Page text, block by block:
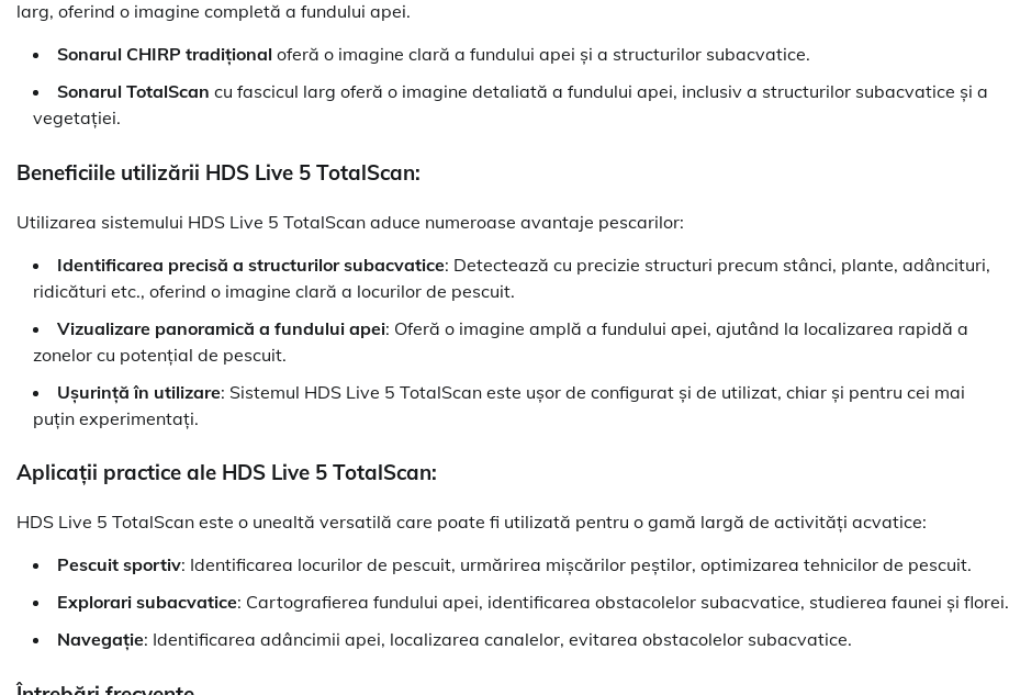
larg, oferind o imagine completă a fundului apei.
Sonarul CHIRP tradițional oferă o imagine clară a fundului apei și a structurilor subacvatice.
Sonarul TotalScan cu fascicul larg oferă o imagine detaliată a fundului apei, inclusiv a structurilor subacvatice și a
vegetației.
Beneficiile utilizării HDS Live 5 TotalScan:
Utilizarea sistemului HDS Live 5 TotalScan aduce numeroase avantaje pescarilor:
Identificarea precisă a structurilor subacvatice: Detectează cu precizie structuri precum stânci, plante, adâncituri,
ridicături etc., oferind o imagine clară a locurilor de pescuit.
Vizualizare panoramică a fundului apei: Oferă o imagine amplă a fundului apei, ajutând la localizarea rapidă a
zonelor cu potențial de pescuit.
Ușurință în utilizare: Sistemul HDS Live 5 TotalScan este ușor de configurat și de utilizat, chiar și pentru cei mai
puțin experimentați.
Aplicații practice ale HDS Live 5 TotalScan:
HDS Live 5 TotalScan este o unealtă versatilă care poate fi utilizată pentru o gamă largă de activități acvatice:
Pescuit sportiv: Identificarea locurilor de pescuit, urmărirea mișcărilor peștilor, optimizarea tehnicilor de pescuit.
Explorari subacvatice: Cartografierea fundului apei, identificarea obstacolelor subacvatice, studierea faunei și florei.
Navegație: Identificarea adâncimii apei, localizarea canalelor, evitarea obstacolelor subacvatice.